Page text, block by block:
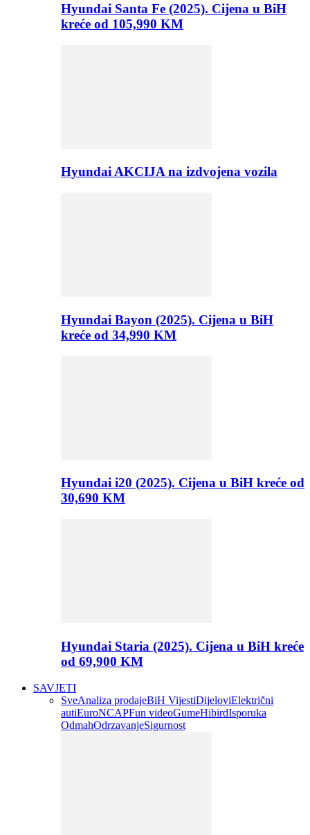
Hyundai Santa Fe (2025). Cijena u BiH
kreće od 105,990 KM
Hyundai AKCIJA na izdvojena vozila
Hyundai Bayon (2025). Cijena u BiH
kreće od 34,990 KM
Hyundai i20 (2025). Cijena u BiH kreće od
30,690 KM
Hyundai Staria (2025). Cijena u BiH kreće
od 69,900 KM
SAVJETI
SveAnaliza prodajeBiH VijestiDijeloviElektrični
autiEuroNCAPFun videoGumeHibirdIsporuka
OdmahOdrzavanjeSigurnost